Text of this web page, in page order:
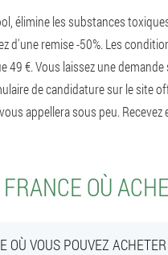
élimine les substances
d'une remise -50%. Les
€. Vous laissez une
de candidature sur le site
appellera sous peu. Recevez
OÙ
OÙ VOUS POUVEZ